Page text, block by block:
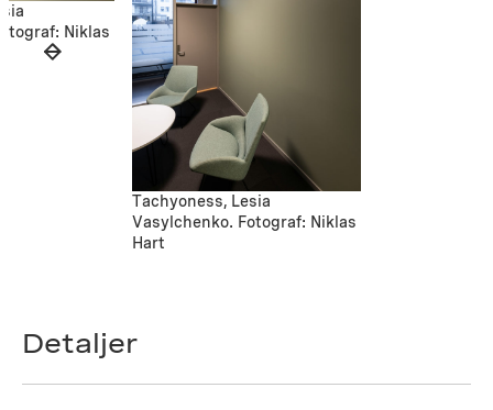
Niklas
Tachyoness, Lesia
Vasylchenko. Fotograf: Niklas
Hart
Detaljer